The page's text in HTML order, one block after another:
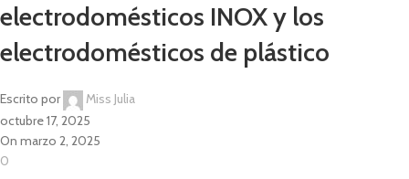
electrodomésticos INOX y los
electrodomésticos de plástico
Escrito por
Miss Julia
octubre 17, 2025
On marzo 2, 2025
0